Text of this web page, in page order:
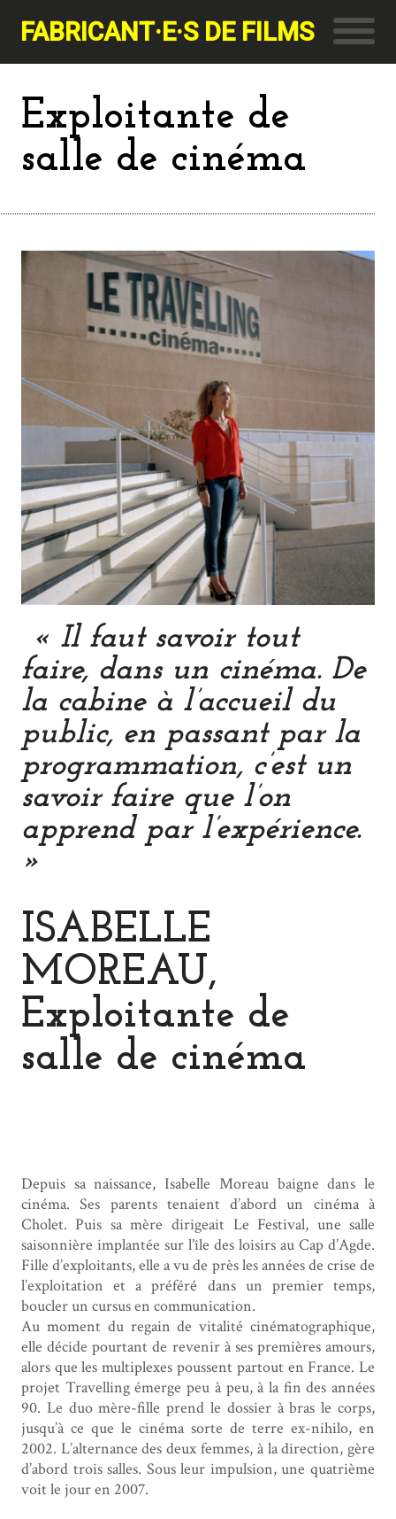
FABRICANT·E·S DE FILMS
Exploitante de
salle de cinéma
« Il faut savoir tout
faire, dans un cinéma. De
la cabine à l’accueil du
public, en passant par la
programmation, c’est un
savoir faire que l’on
apprend par l’expérience.
»
ISABELLE
MOREAU,
Exploitante de
salle de cinéma
Depuis sa naissance, Isabelle Moreau baigne dans le
cinéma. Ses parents tenaient d’abord un cinéma à
Cholet. Puis sa mère dirigeait Le Festival, une salle
saisonnière implantée sur l’île des loisirs au Cap d’Agde.
Fille d’exploitants, elle a vu de près les années de crise de
l’exploitation et a préféré dans un premier temps,
boucler un cursus en communication.
Au moment du regain de vitalité cinématographique,
elle décide pourtant de revenir à ses premières amours,
alors que les multiplexes poussent partout en France. Le
projet Travelling émerge peu à peu, à la fin des années
90. Le duo mère-fille prend le dossier à bras le corps,
jusqu’à ce que le cinéma sorte de terre ex-nihilo, en
2002. L’alternance des deux femmes, à la direction, gère
d’abord trois salles. Sous leur impulsion, une quatrième
voit le jour en 2007.